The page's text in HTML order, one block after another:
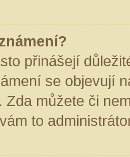
přinášejí
se objevují
Zda můžete či
to